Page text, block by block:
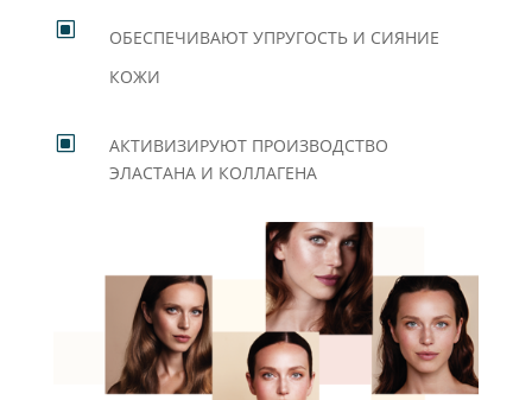
W
ОБЕСПЕЧИВАЮТ УПРУГОСТЬ И СИЯНИЕ
КОЖИ
W
АКТИВИЗИРУЮТ ПРОИЗВОДСТВО
ЭЛАСТАНА И КОЛЛАГЕНА